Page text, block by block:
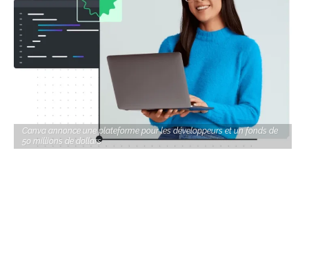
Canva annonce une plateforme pour les développeurs et un fonds de
50 millions de dollars